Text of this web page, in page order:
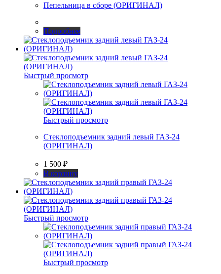
Пепельница в сборе (ОРИГИНАЛ)
Подробнее
Быстрый просмотр
Быстрый просмотр
Стеклоподъемник задний левый ГАЗ-24
(ОРИГИНАЛ)
1 500 ₽
В корзину
Быстрый просмотр
Быстрый просмотр